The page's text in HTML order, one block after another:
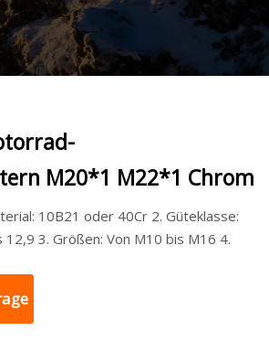
M20*1 M22*1 Chrom
10B21 oder 40Cr 2. Güteklasse:
3. Größen: Von M10 bis M16 4.